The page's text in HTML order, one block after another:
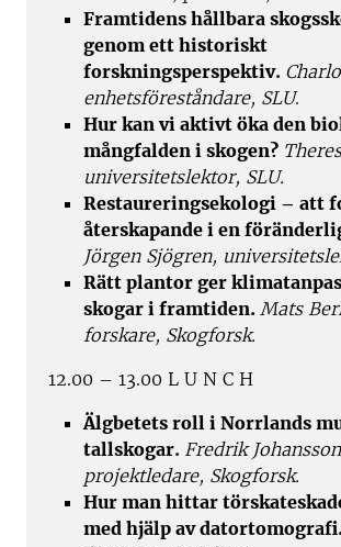
Framtidens hållbara
genom ett historiskt
forskningsperspektiv.
enhetsföreståndare, SLU.
Hur kan vi aktivt öka den
mångfalden i skogen?
universitetslektor, SLU.
Restaureringsekologi – att
återskapande i en
Jörgen Sjögren,
Rätt plantor ger
skogar i framtiden. Mats
forskare, Skogforsk.
12.00 – 13.00 L U N C H
Älgbetets roll i Norrlands
tallskogar. Fredrik
projektledare, Skogforsk.
Hur man hittar
med hjälp av datortomografi.